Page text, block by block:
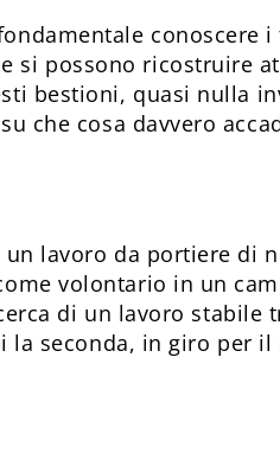
conoscere
si possono ricostruire
bestioni, quasi nulla
che cosa davvero
lavoro da portiere di
volontario in un
di un lavoro stabile
seconda, in giro per il